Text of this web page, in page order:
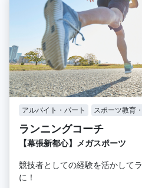
アルバイト・パート スポーツ教育
ランニングコーチ
【幕張新都心】メガスポーツ
競技者としての経験を活かして
に！